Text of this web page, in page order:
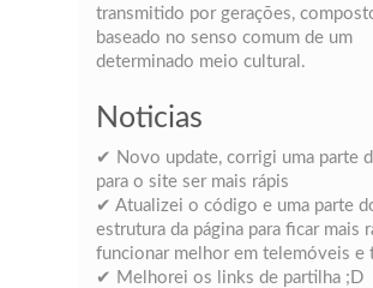
transmitido por gerações,
baseado no senso comum de um
determinado meio cultural.
Noticias
✔ Novo update, corrigi uma parte
para o site ser mais rápis
✔ Atualizei o código e uma parte
estrutura da página para ficar mais
funcionar melhor em telemóveis e
✔ Melhorei os links de partilha ;D